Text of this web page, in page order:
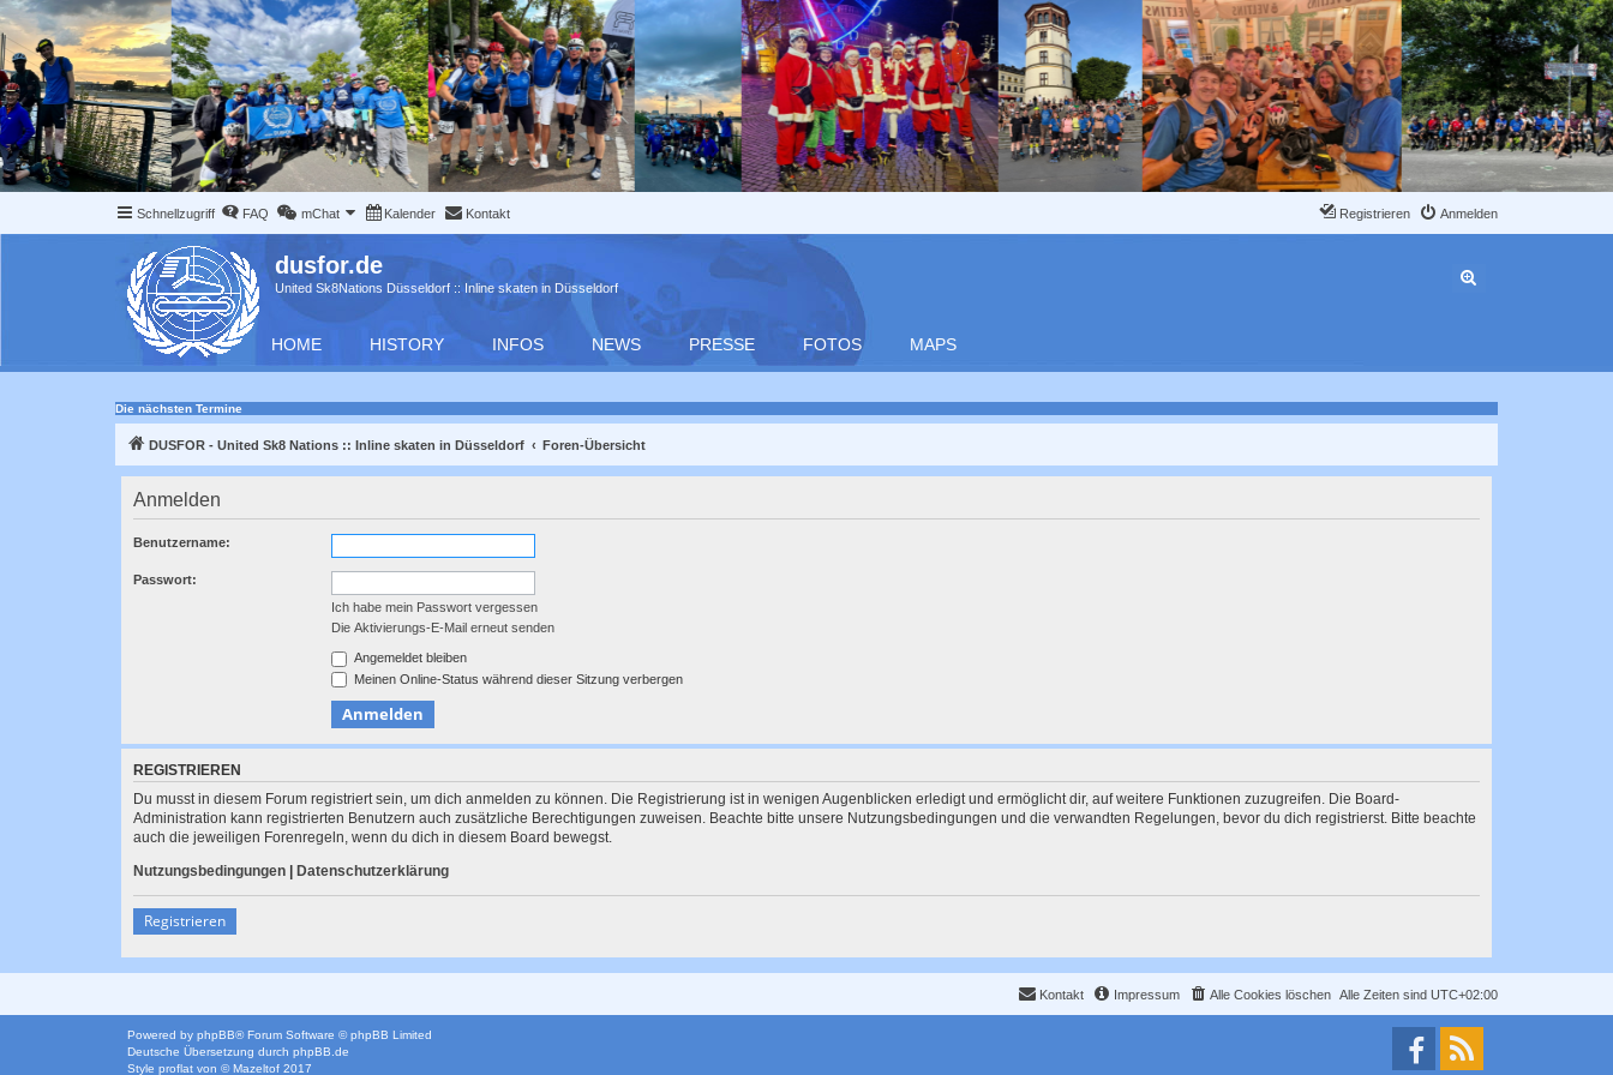
Schnellzugriff FAQ mChat Kalender Kontakt Anmelden
Registrieren
dusfor.de
United Sk8Nations Düsseldorf :: Inline skaten in Düsseldorf
HOME HISTORY INFOS NEWS PRESSE FOTOS MAPS
Die nächsten Termine
DUSFOR - United Sk8 Nations :: Inline skaten in Düsseldorf Foren-Übersicht
Anmelden
Benutzername:
Passwort:
Ich habe mein Passwort vergessen
Die Aktivierungs-E-Mail erneut senden
Angemeldet bleiben
Meinen Online-Status während dieser Sitzung verbergen
REGISTRIEREN
Du musst in diesem Forum registriert sein, um dich anmelden zu können. Die Registrierung ist in wenigen Augenblicken erledigt und ermöglicht dir, auf weitere Funktionen zuzugreifen. Die Board-
Administration kann registrierten Benutzern auch zusätzliche Berechtigungen zuweisen. Beachte bitte unsere Nutzungsbedingungen und die verwandten Regelungen, bevor du dich registrierst. Bitte beachte
auch die jeweiligen Forenregeln, wenn du dich in diesem Board bewegst.
Nutzungsbedingungen
Datenschutzerklärung
Registrieren
Alle Zeiten sind UTC+02:00
Alle Cookies löschen
Impressum
Kontakt
Powered by phpBB® Forum Software © phpBB Limited
Deutsche Übersetzung durch phpBB.de
Style proflat von ©Mazeltof 2017